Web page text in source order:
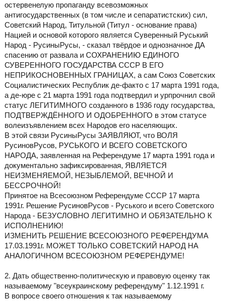
остервенелую пропаганду всевозможных
антигосударственных (в том числе и сепаратистских) сил,
Советский Народ, Титульной (Титул - основание права)
Нацией и основой которого является Суверенный Руський
Народ - РусиныРусы, - сказал твёрдое и однозначное ДА
спасению от развала и СОХРАНЕНИЮ ЕДИНОГО
СУВЕРЕННОГО ГОСУДАРСТВА СССР В ЕГО
НЕПРИКОСНОВЕННЫХ ГРАНИЦАХ, а сам Союз Советских
Социалистических Республик де-факто с 17 марта 1991 года,
а де-юре с 21 марта 1991 года подтвердил и урпрочнил свой
статус ЛЕГИТИМНОГО созданного в 1936 году государства,
ПОДТВЕРЖДЁННОГО И ОДОБРЕННОГО в этом статусе
волеизъявлением всех Народов его населяющих.
В этой связи РусиныРусы ЗАЯВЛЯЮТ, что ВОЛЯ
РусиновРусов, РУСЬКОГО И ВСЕГО СОВЕТСКОГО
НАРОДА, заявленная на Референдуме 17 марта 1991 года и
документально зафиксированная, ЯВЛЯЕТСЯ
НЕИЗМЕНЯЕМОЙ, НЕЗЫБЛЕМОЙ, ВЕЧНОЙ И
БЕССРОЧНОЙ!
Принятое на Всесоюзном Референдуме СССР 17 марта
1991г. Решение РусиновРусов - Руського и всего Советского
Народа - БЕЗУСЛОВНО ЛЕГИТИМНО И ОБЯЗАТЕЛЬНО К
ИСПОЛНЕНИЮ!
ИЗМЕНИТЬ РЕШЕНИЕ ВСЕСОЮЗНОГО РЕФЕРЕНДУМА
17.03.1991г. МОЖЕТ ТОЛЬКО СОВЕТСКИЙ НАРОД НА
АНАЛОГИЧНОМ ВСЕСОЮЗНОМ РЕФЕРЕНДУМЕ!
2. Дать общественно-политическую и правовую оценку так
называемому "всеукраинскому референдуму" 1.12.1991 г.
В вопросе своего отношения к так называемому